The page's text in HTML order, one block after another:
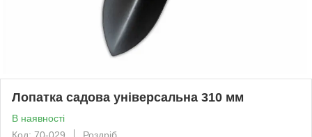
Лопатка садова універсальна 310 мм
В наявності
Код: 70-029
Роздріб